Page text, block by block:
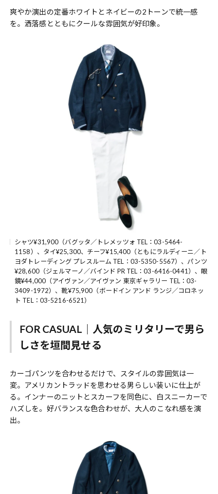
爽やか演出の定番ホワイトとネイビーの2トーンで統一感
を。洒落感とともにクールな雰囲気が好印象。
シャツ¥31,900（バグッタ／トレメッツォ TEL：03-5464-
1158）、タイ¥25,300、チーフ¥15,400（ともにラルディーニ／ト
ヨダトレーディング プレスルーム TEL：03-5350-5567）、パンツ
¥28,600（ジェルマーノ／バインド PR TEL：03-6416-0441）、眼
鏡¥44,000（アイヴァン／アイヴァン 東京ギャラリー TEL：03-
3409-1972）、靴¥75,900（ボードイン アンド ランジ／コロネッ
ト TEL：03-5216-6521）
FOR CASUAL｜人気のミリタリーで男ら
しさを垣間見せる
カーゴパンツを合わせるだけで、スタイルの雰囲気は一
変。アメリカントラッドを思わせる男らしい装いに仕上が
る。インナーのニットとスカーフを同色に、白スニーカーで
ハズしを。好バランスな色合わせが、大人のこなれ感を演
出。